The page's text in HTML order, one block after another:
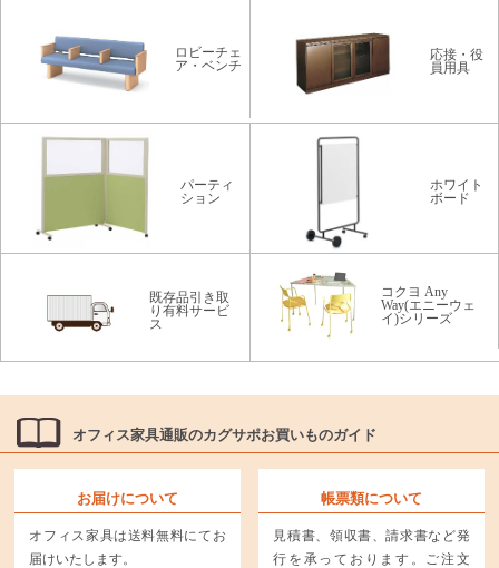
ロビーチェ
ア・ベンチ
応接・役
員用具
パーティ
ション
ホワイト
ボード
既存品引き取
り有料サービ
ス
コクヨ Any
Way(エニーウェ
イ)シリーズ
オフィス家具通販のカグサポお買いものガイド
お届けについて
オフィス家具は送料無料にてお
届けいたします。
帳票類について
見積書、領収書、請求書など発
行を承っております。ご注文